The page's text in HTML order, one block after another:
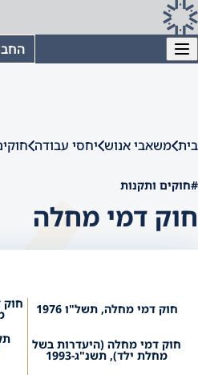
בית משאבי אנוש יחסי עבודה
#חוקים ותקנות
חוק דמי מחלה
חוק דמי מחלה, תשל"ו 1976 חוק
חוק דמי מחלה (היעדרות בשל
מחלת ילד), תשנ"ג-1993